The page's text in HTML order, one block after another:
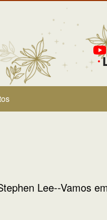
Lee--Vamos